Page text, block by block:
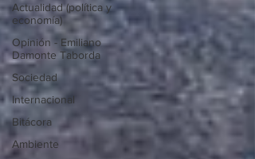
Actualidad (política y
economía)
Opinión - Emiliano
Damonte Taborda
Sociedad
Internacional
Bitácora
Ambiente